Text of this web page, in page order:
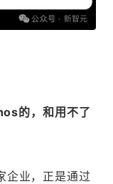
的，和用不了
企业，正是通过